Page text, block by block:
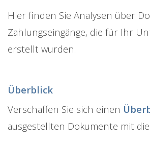
Hier finden Sie Analysen über
Zahlungseingänge, die für Ihr
erstellt wurden.
Überblick
Verschaffen Sie sich einen
ausgestellten Dokumente mit